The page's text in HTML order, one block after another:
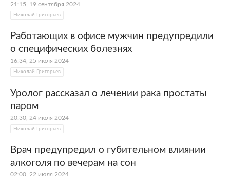
21:15, 19 сентября 2024
Николай Григорьев
Работающих в офисе мужчин предупредили
о специфических болезнях
16:34, 25 июля 2024
Николай Григорьев
Уролог рассказал о лечении рака простаты
паром
20:30, 24 июля 2024
Николай Григорьев
Врач предупредил о губительном влиянии
алкоголя по вечерам на сон
02:00, 22 июля 2024